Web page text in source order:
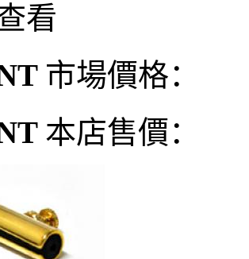
看
市場價格：
本店售價：